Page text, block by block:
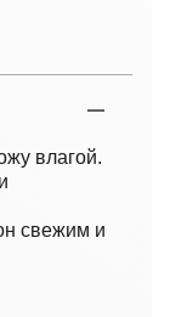
влагой.
свежим и